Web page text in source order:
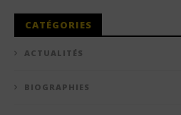
CATÉGORIES
ACTUALITÉS
BIOGRAPHIES